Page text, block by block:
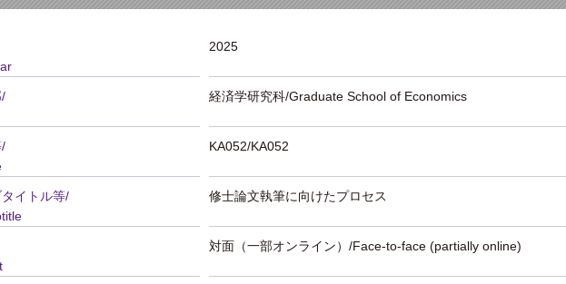
2025
経済学研究科/Graduate School of Economics
KA052/KA052
イトル等/
修士論文執筆に向けたプロセス
対面（一部オンライン）/Face-to-face (partially online)